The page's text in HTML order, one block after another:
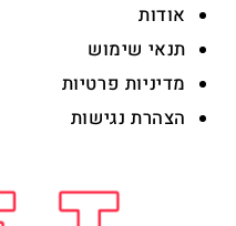
אודות
תנאי שימוש
מדיניות פרטיות
הצהרת נגישות